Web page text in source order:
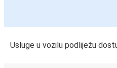
Usluge u vozilu podliježu